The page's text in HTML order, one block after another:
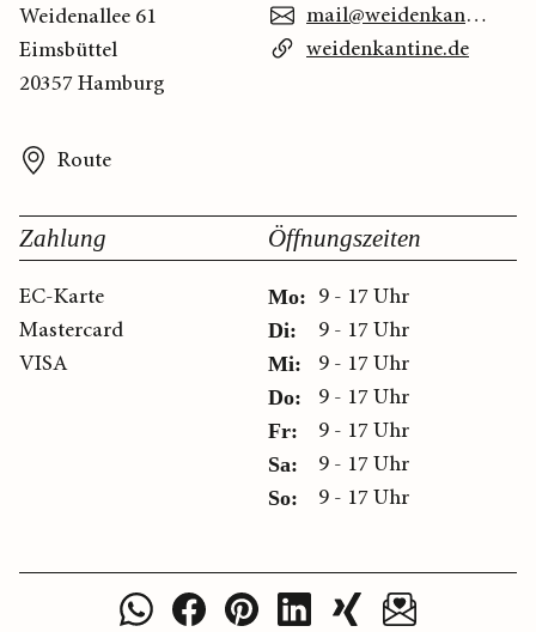
Weidenallee 61
Eimsbüttel
20357 Hamburg
Route
mail@weidenkantine.de
weidenkantine.de
Zahlung
EC-Karte
Mastercard
VISA
Öffnungszeiten
Mo: 9 - 17 Uhr
Di: 9 - 17 Uhr
Mi: 9 - 17 Uhr
Do: 9 - 17 Uhr
Fr: 9 - 17 Uhr
Sa: 9 - 17 Uhr
So: 9 - 17 Uhr